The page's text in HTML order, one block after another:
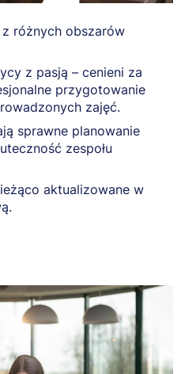
różnych obszarów
z pasją – cenieni za
przygotowanie
zajęć.
sprawne planowanie
zespołu
aktualizowane w